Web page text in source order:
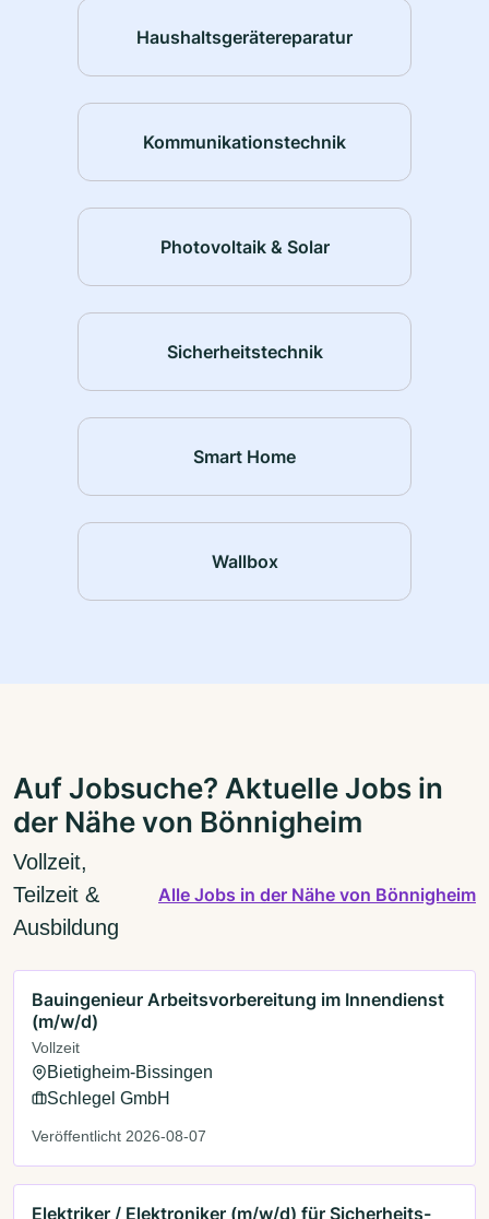
Haushaltsgerätereparatur
Kommunikationstechnik
Photovoltaik & Solar
Sicherheitstechnik
Smart Home
Wallbox
Auf Jobsuche? Aktuelle Jobs in
der Nähe von Bönnigheim
Vollzeit,
Teilzeit &
Ausbildung
Alle Jobs in der Nähe von Bönnigheim
Bauingenieur Arbeitsvorbereitung im Innendienst
(m/w/d)
Vollzeit
Bietigheim-Bissingen
Schlegel GmbH
Veröffentlicht 2026-08-07
Elektriker / Elektroniker (m/w/d) für Sicherheits-